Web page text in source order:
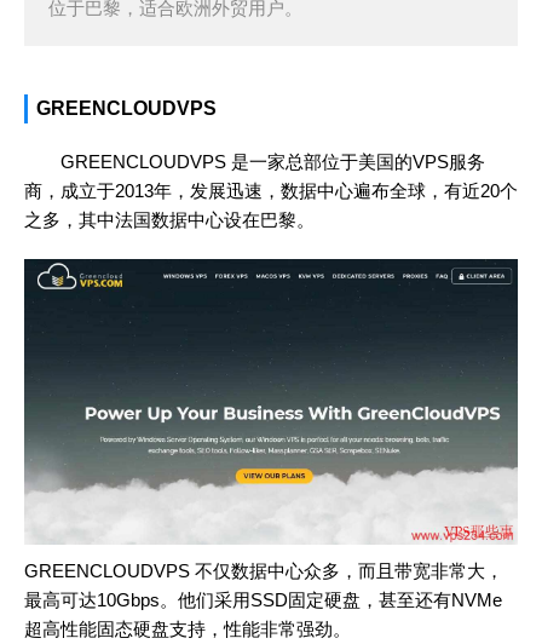
位于巴黎，适合欧洲外贸用户。
GREENCLOUDVPS
GREENCLOUDVPS 是一家总部位于美国的VPS服务
商，成立于2013年，发展迅速，数据中心遍布全球，有近20个
之多，其中法国数据中心设在巴黎。
GREENCLOUDVPS 不仅数据中心众多，而且带宽非常大，
最高可达10Gbps。他们采用SSD固定硬盘，甚至还有NVMe
超高性能固态硬盘支持，性能非常强劲。